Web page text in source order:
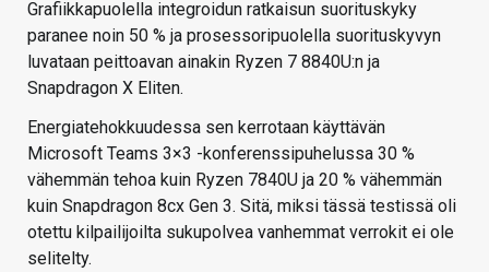
Grafiikkapuolella integroidun ratkaisun suorituskyky
paranee noin 50 % ja prosessoripuolella suorituskyvyn
luvataan peittoavan ainakin Ryzen 7 8840U:n ja
Snapdragon X Eliten.
Energiatehokkuudessa sen kerrotaan käyttävän
Microsoft Teams 3×3 -konferenssipuhelussa 30 %
vähemmän tehoa kuin Ryzen 7840U ja 20 % vähemmän
kuin Snapdragon 8cx Gen 3. Sitä, miksi tässä testissä oli
otettu kilpailijoilta sukupolvea vanhemmat verrokit ei ole
selitelty.